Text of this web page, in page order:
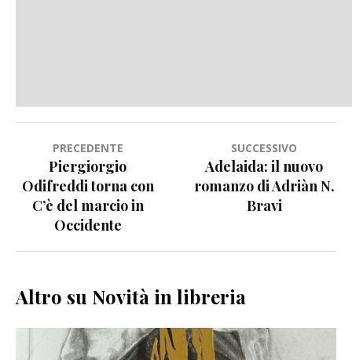
Navigazione
articoli
PRECEDENTE
Piergiorgio
Odifreddi torna con
C’è del marcio in
Occidente
SUCCESSIVO
Adelaida: il nuovo
romanzo di Adriàn N.
Bravi
Altro su Novità in libreria